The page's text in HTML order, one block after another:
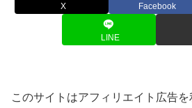
X Facebook
LINE
このサイトはアフィリエイト広告